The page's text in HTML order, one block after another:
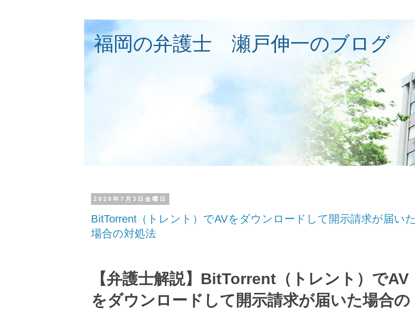
福岡の弁護士 瀬戸伸一のブログ
2026年7月3日金曜日
BitTorrent（トレント）でAVをダウンロードして開示請求が届いた
場合の対処法
【弁護士解説】 BitTorrent （トレント）でAV
をダウンロードして開示請求が届いた場合の